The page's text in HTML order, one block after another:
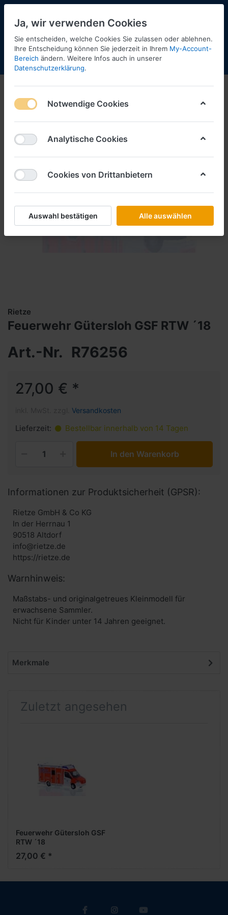
Menü Anmelden Shopaktualisierung
Rietze
Feuerwehr Gütersloh GSF RTW ´18
Art.-Nr. R76256
27,00 € *
Versandkosten
Lieferzeit: Bestellbar innerhalb von 14 Tagen
In den Warenkorb
Informationen zur Produktsicherheit (GPSR):
Rietze GmbH & Co KG
In der Herrnau 1
90518 Altdorf
info@rietze.de
https://rietze.de
Warnhinweis:
Maßstabs- und originalgetreues Kleinmodell für
erwachsene Sammler.
Nicht für Kinder unter 14 Jahren geeignet.
Merkmale
Zuletzt angesehen
Feuerwehr Gütersloh GSF
RTW ´18
27,00 € *
Ja, wir verwenden Cookies
Sie entscheiden, welche Cookies Sie zulassen oder ablehnen.
Ihre Entscheidung können Sie jederzeit in Ihrem My-Account-
Bereich ändern. Weitere Infos auch in unserer
Datenschutzerklärung.
Notwendige Cookies
Analytische Cookies
Cookies von Drittanbietern
Auswahl bestätigen Alle auswählen